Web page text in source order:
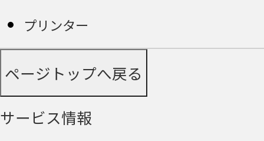
プリンター
ページトップへ戻る
サービス情報